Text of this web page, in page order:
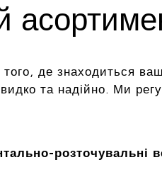
де знаходиться
та надійно. Ми
розточувальні